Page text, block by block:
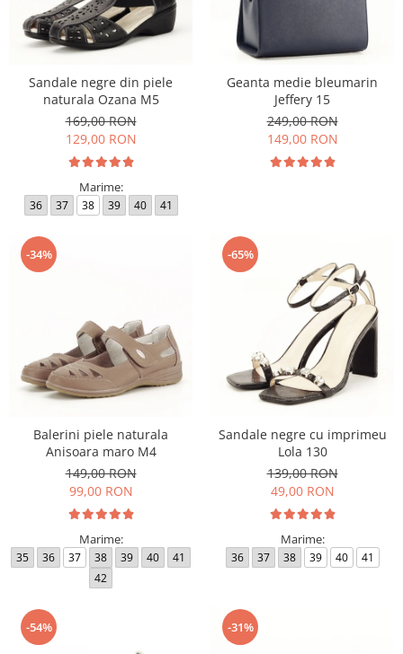
Sandale negre din piele
naturala Ozana M5
169,00 RON
129,00 RON
Marime:
36 37 38 39 40 41
Geanta medie bleumarin
Jeffery 15
249,00 RON
149,00 RON
-34%
Balerini piele naturala
Anisoara maro M4
149,00 RON
99,00 RON
Marime:
35 36 37 38 39 40
41
42
-65%
Sandale negre cu imprimeu
Lola 130
139,00 RON
49,00 RON
Marime:
36 37 38 39 40 41
-54% -31%